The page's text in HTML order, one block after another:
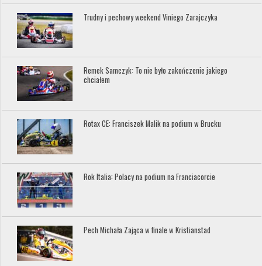
Trudny i pechowy weekend Viniego Zarajczyka
Remek Samczyk: To nie było zakończenie jakiego
chciałem
Rotax CE: Franciszek Malik na podium w Brucku
Rok Italia: Polacy na podium na Franciacorcie
Pech Michała Zająca w finale w Kristianstad